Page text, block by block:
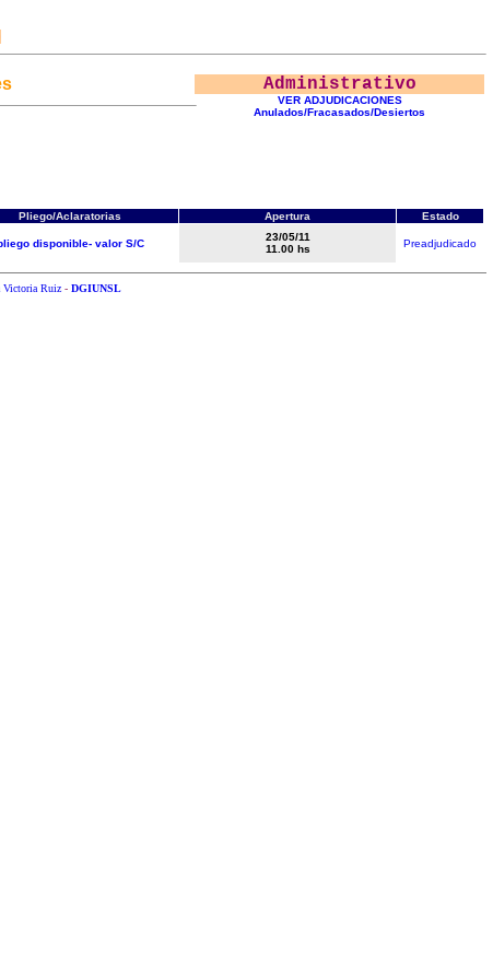
Administrativo
VER ADJUDICACIONES
Anulados/Fracasados/Desiertos
Pliego/Aclaratorias Apertura
Estado
disponible- valor S/C
23/05/11
11.00 hs
Preadjudicado
Victoria Ruiz- DGIUNSL